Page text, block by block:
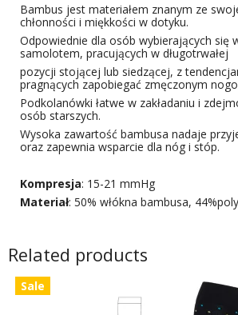
Bambus jest materiałem znanym ze
chłonności i miękkości w dotyku.
Odpowiednie dla osób wybierających się
samolotem, pracujących w długotrwałej
pozycji stojącej lub siedzącej, z
pragnących zapobiegać zmęczonym
Podkolanówki łatwe w zakładaniu i
osób starszych.
Wysoka zawartość bambusa nadaje
oraz zapewnia wsparcie dla nóg i stóp.
Kompresja: 15-21 mmHg
Materiał: 50% włókna bambusa,
Related products
Sale